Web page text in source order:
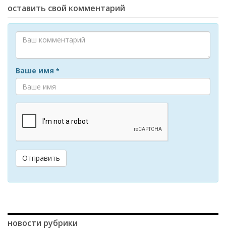
оставить свой комментарий
Ваше имя *
Отправить
новости рубрики